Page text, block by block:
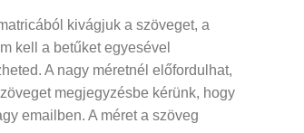
kivágjuk a szöveget, a
kell a betűket egyesével
A nagy méretnél előfordulhat,
megjegyzésbe kérünk, hogy
emailben. A méret a szöveg